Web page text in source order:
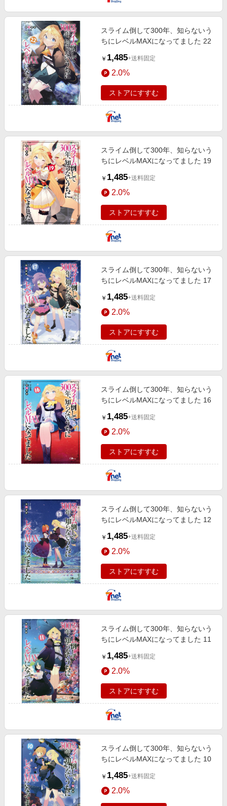
スライム倒して300年、知らないう
ちにレベルMAXになってました 22
￥ 1,485+送料固定
2.0%
ストアにすすむ
スライム倒して300年、知らないう
ちにレベルMAXになってました 19
￥ 1,485+送料固定
2.0%
ストアにすすむ
スライム倒して300年、知らないう
ちにレベルMAXになってました 17
￥ 1,485+送料固定
2.0%
ストアにすすむ
スライム倒して300年、知らないう
ちにレベルMAXになってました 16
￥ 1,485+送料固定
2.0%
ストアにすすむ
スライム倒して300年、知らないう
ちにレベルMAXになってました 12
￥ 1,485+送料固定
2.0%
ストアにすすむ
スライム倒して300年、知らないう
ちにレベルMAXになってました 11
￥ 1,485+送料固定
2.0%
ストアにすすむ
スライム倒して300年、知らないう
ちにレベルMAXになってました 10
￥ 1,485+送料固定
2.0%